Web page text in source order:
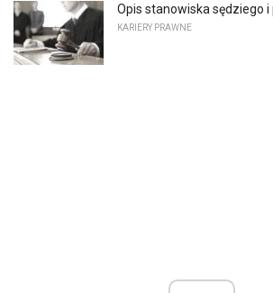
Opis stanowiska sędziego
KARIERY PRAWNE